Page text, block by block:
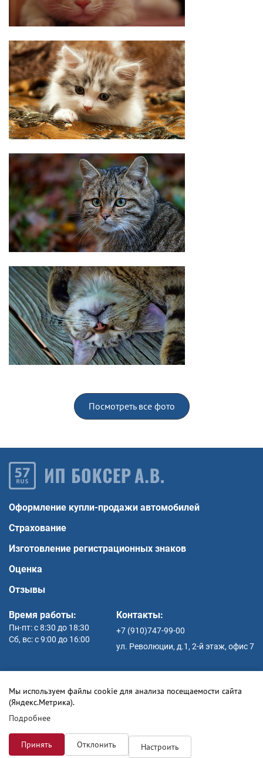
Посмотреть все фото
Оформление купли-продажи автомобилей
Страхование
Изготовление регистрационных знаков
Оценка
Отзывы
Время работы:
Пн-пт: с 8:30 до 18:30
Сб, вс: с 9:00 до 16:00
Контакты:
+7 (910)747-99-00
ул. Революции, д.1, 2-й этаж, офис 7
© ИП Боксер А.В. 2026 г.
Политика конфиденциальности
Соглашение на обработку персональных данных
Мы используем файлы cookie для анализа посещаемости сайта
(Яндекс.Метрика).
Подробнее
Принять Отклонить Настроить